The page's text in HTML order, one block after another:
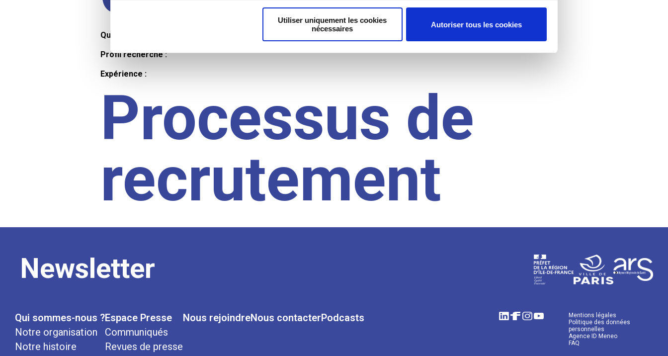
Utiliser uniquement les cookies
nécessaires
Autoriser tous les cookies
Qualifications et diplômes :
Profil recherché :
Expérience :
Processus de
recrutement
Newsletter
Qui sommes-nous ?
Notre organisation
Notre histoire
Espace Presse
Communiqués
Revues de presse
Nous rejoindreNous contacterPodcasts
Mentions légales
Politique des données
personnelles
Agence ID Meneo
FAQ